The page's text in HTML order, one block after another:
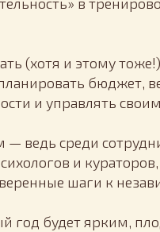
(хотя и этому
бюджет,
и управлять
ведь среди
и
шаги к
год будет ярким,